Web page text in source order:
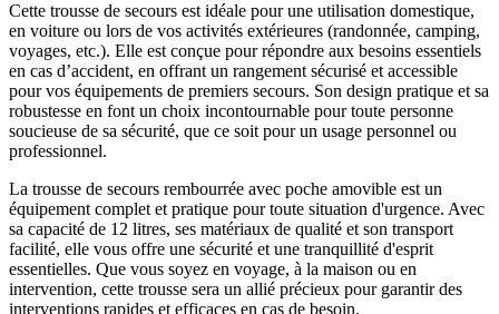
Cette trousse de secours est idéale pour une utilisation domestique,
en voiture ou lors de vos activités extérieures (randonnée, camping,
voyages, etc.). Elle est conçue pour répondre aux besoins essentiels
en cas d’accident, en offrant un rangement sécurisé et accessible
pour vos équipements de premiers secours. Son design pratique et sa
robustesse en font un choix incontournable pour toute personne
soucieuse de sa sécurité, que ce soit pour un usage personnel ou
professionnel.
La trousse de secours rembourrée avec poche amovible est un
équipement complet et pratique pour toute situation d'urgence. Avec
sa capacité de 12 litres, ses matériaux de qualité et son transport
facilité, elle vous offre une sécurité et une tranquillité d'esprit
essentielles. Que vous soyez en voyage, à la maison ou en
intervention, cette trousse sera un allié précieux pour garantir des
interventions rapides et efficaces en cas de besoin.